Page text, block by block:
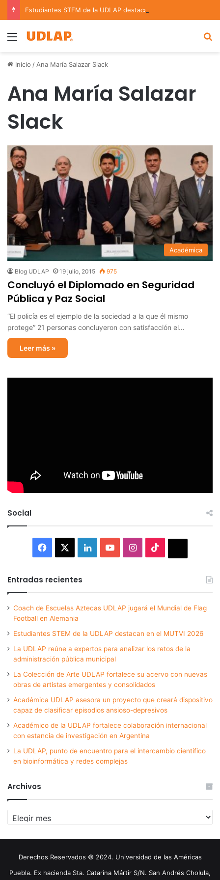
Menu
Inicio / Ana María Salazar Slack
Ana María Salazar
Slack
Académica
Blog UDLAP 19 julio, 2015 975
Concluyó el Diplomado en Seguridad
Pública y Paz Social
“El policía es el ejemplo de la sociedad a la que él mismo
protege” 21 personas concluyeron con satisfacción el…
Leer más »
Social
Facebook LinkedInYouTubeInstagram
Entradas recientes
Coach de Escuelas Aztecas UDLAP jugará el Mundial de Flag
Football en Alemania
Estudiantes STEM de la UDLAP destacan en el MUTVI 2026
La UDLAP reúne a expertos para analizar los retos de la
administración pública municipal
La Colección de Arte UDLAP fortalece su acervo con nuevas
obras de artistas emergentes y consolidados
Académica UDLAP asesora un proyecto que creará dispositivo
capaz de clasificar episodios ansioso-depresivos
Académico de la UDLAP fortalece colaboración internacional
con estancia de investigación en Argentina
La UDLAP, punto de encuentro para el intercambio científico
en bioinformática y redes complejas
Archivos
Archivos
Derechos Reservados © 2024. Universidad de las Américas
Puebla. Ex hacienda Sta. Catarina Mártir S/N. San Andrés Cholula,